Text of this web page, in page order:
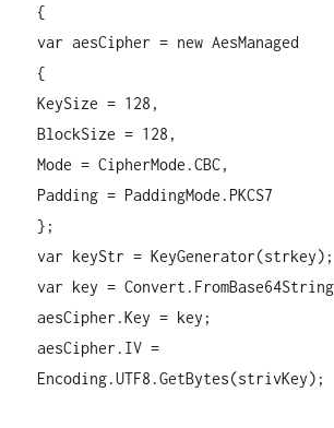
{
var aesCipher = new AesManaged
{
KeySize = 128,
BlockSize = 128,
Mode = CipherMode.CBC,
Padding = PaddingMode.PKCS7
};
var keyStr = KeyGenerator(strkey);
var key =
aesCipher.Key = key;
aesCipher.IV =
Encoding.UTF8.GetBytes(strivKey);